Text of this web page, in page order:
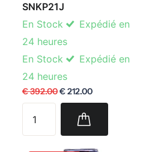
SNKP21J
En Stock
Expédié en
24 heures
En Stock
Expédié en
24 heures
€ 392.00€ 212.00